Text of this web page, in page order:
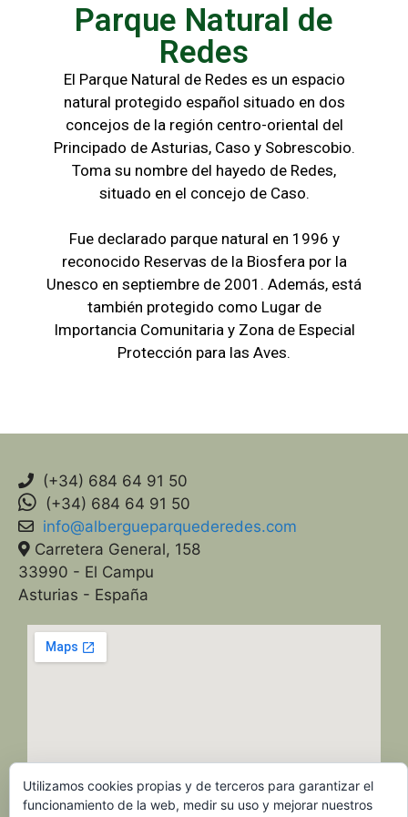
Parque Natural de
Redes
El Parque Natural de Redes es un espacio
natural protegido español situado en dos
concejos de la región centro-oriental del
Principado de Asturias, Caso y Sobrescobio.
Toma su nombre del hayedo de Redes,
situado en el concejo de Caso.
Fue declarado parque natural en 1996 y
reconocido Reservas de la Biosfera por la
Unesco en septiembre de 2001. Además, está
también protegido como Lugar de
Importancia Comunitaria y Zona de Especial
Protección para las Aves.
(+34) 684 64 91 50
(+34) 684 64 91 50
info@albergueparquederedes.com
Carretera General, 158
33990 - El Campu
Asturias - España
Utilizamos cookies propias y de terceros para garantizar el
funcionamiento de la web, medir su uso y mejorar nuestros